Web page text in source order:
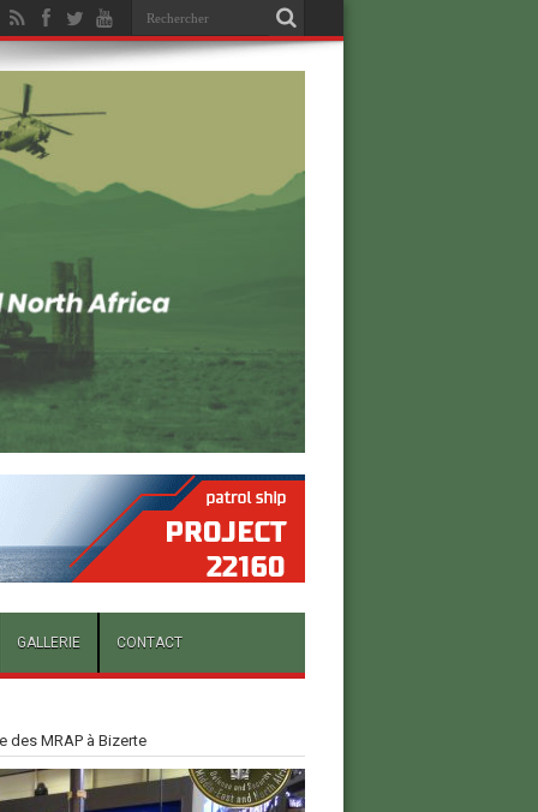
GALLERIE CONTACT
des MRAP à Bizerte